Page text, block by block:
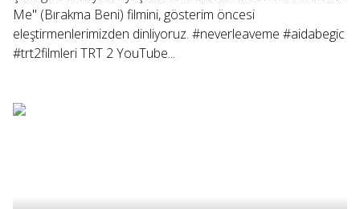
Me" (Bırakma Beni) filmini, gösterim öncesi
eleştirmenlerimizden dinliyoruz. #neverleaveme #aidabegic
#trt2filmleri TRT 2 YouTube...